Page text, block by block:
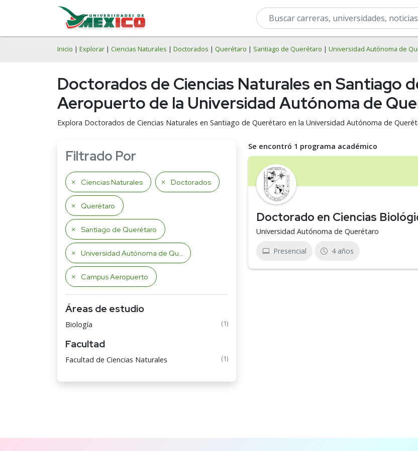
Inicio | Explorar | Ciencias Naturales | Doctorados | Querétaro | Santiago de Querétaro | Universidad Autónoma de
Doctorados de Ciencias Naturales en Santiago
Aeropuerto de la Universidad Autónoma de
Explora Doctorados de Ciencias Naturales en Santiago de Querétaro en la Universidad Autónoma de
Filtrado Por
Ciencias Naturales Doctorados
Querétaro
Santiago de Querétaro
Universidad Autónoma de Querétaro
Campus Aeropuerto
Áreas de estudio
Biología (1)
Facultad
Facultad de Ciencias Naturales (1)
Se encontró 1 programa académico
Doctorado en Ciencias
Universidad Autónoma de Querétaro
Presencial 4 años